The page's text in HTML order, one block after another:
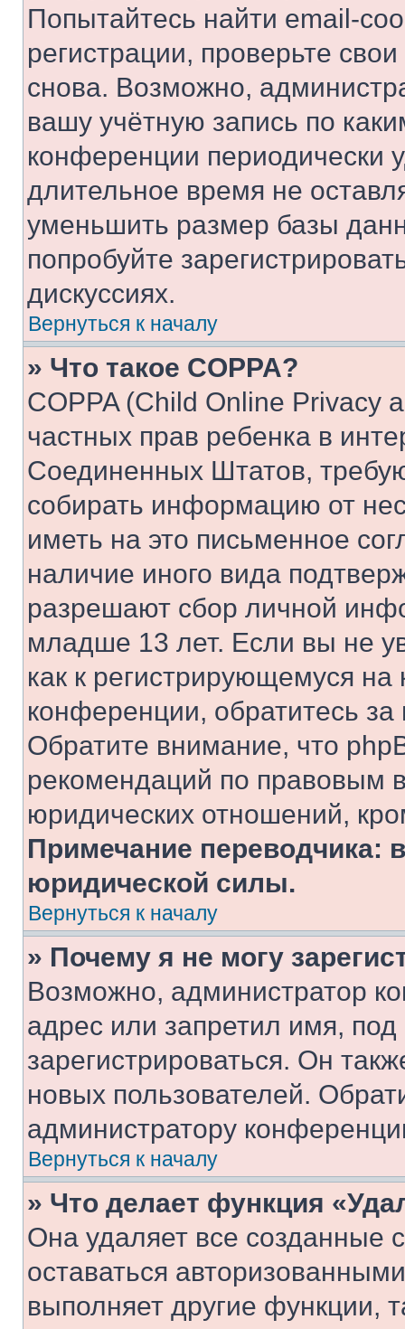
Попытайтесь найти email-
регистрации, проверьте
снова. Возможно,
вашу учётную запись по
конференции периодически
длительное время не
уменьшить размер базы
попробуйте
дискуссиях.
Вернуться к началу
» Что такое COPPA?
COPPA (Child Online Privacy
частных прав ребенка в
Соединенных Штатов,
собирать информацию от
иметь на это письменное
наличие иного вида
разрешают сбор личной
младше 13 лет. Если вы не
как к регистрирующемуся
конференции, обратитесь
Обратите внимание, что
рекомендаций по правовым
юридических отношений,
Примечание переводчика:
юридической силы.
Вернуться к началу
» Почему я не могу
Возможно, администратор
адрес или запретил имя,
зарегистрироваться. Он
новых пользователей.
администратору
Вернуться к началу
» Что делает функция
Она удаляет все созданные
оставаться
выполняет другие функции,